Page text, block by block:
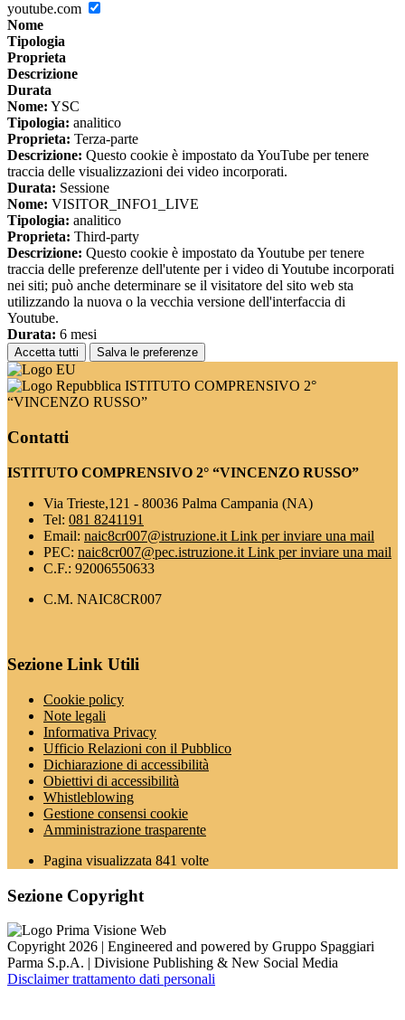
youtube.com
Nome
Tipologia
Proprieta
Descrizione
Durata
Nome: YSC
Tipologia: analitico
Proprieta: Terza-parte
Descrizione: Questo cookie è impostato da YouTube per tenere
traccia delle visualizzazioni dei video incorporati.
Durata: Sessione
Nome: VISITOR_INFO1_LIVE
Tipologia: analitico
Proprieta: Third-party
Descrizione: Questo cookie è impostato da Youtube per tenere
traccia delle preferenze dell'utente per i video di Youtube incorporati
nei siti; può anche determinare se il visitatore del sito web sta
utilizzando la nuova o la vecchia versione dell'interfaccia di
Youtube.
Durata: 6 mesi
Accetta tutti Salva le preferenze
ISTITUTO COMPRENSIVO 2°
“VINCENZO RUSSO”
Contatti
ISTITUTO COMPRENSIVO 2° “VINCENZO RUSSO”
Via Trieste,121 - 80036 Palma Campania (NA)
Tel: 081 8241191
Email: naic8cr007@istruzione.it Link per inviare una mail
PEC: naic8cr007@pec.istruzione.it Link per inviare una mail
C.F.: 92006550633
C.M. NAIC8CR007
Sezione Link Utili
Cookie policy
Note legali
Informativa Privacy
Ufficio Relazioni con il Pubblico
Dichiarazione di accessibilità
Obiettivi di accessibilità
Whistleblowing
Gestione consensi cookie
Amministrazione trasparente
Pagina visualizzata 841 volte
Sezione Copyright
Copyright 2026 | Engineered and powered by Gruppo Spaggiari
Parma S.p.A. | Divisione Publishing & New Social Media
Disclaimer trattamento dati personali